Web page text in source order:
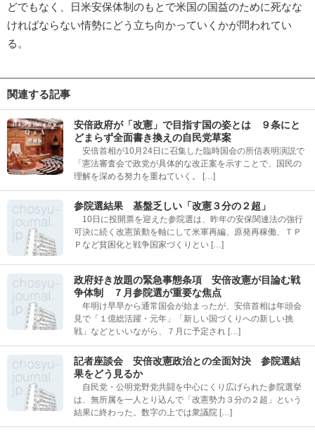
どでもなく、日米安保体制のもとで米国の国益のために死なな
ければならない情勢にどう立ち向かっていくかが問われてい
る。
関連する記事
安倍政府が「改憲」で目指す国の姿とは ９条にと
どまらず全面書き換えの自民党草案
安倍首相が10月24日に召集した臨時国会の所信表明演説で
「憲法審査会で政党が具体的な改正案を示すことで、国民の
理解を深める努力を重ねていく。 […]
参院選結果 基盤乏しい「改憲３分の２超」
10日に投開票を迎えた参院選は、昨年の安保関連法の強行
可決に続く改憲策動を軸にして米軍再編、原発再稼働、ＴＰ
Ｐなど貧困化と戦争国家づくりとい […]
政府好き放題の緊急事態条項 安倍改憲が目論む戦
争体制 ７月参院選が重要な焦点
年明け早早から通常国会が始まったが、安倍首相は年頭会
見で「１億総活躍・元年」「新しい国づくりへの新しい挑
戦」などといいながら、７月に予定され […]
記者座談会 安倍改憲政治との全面対決 参院選結
果をどう見るか
自民党・公明党野党共闘を中心にくり広げられた参院選挙
は、無所属を一人とり込んで「改憲勢力３分の２超」という
結果に終わった。数字の上では衆議院 […]